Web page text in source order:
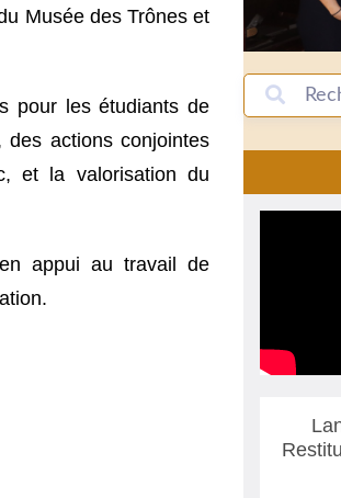
Musée des Trônes et
pour les étudiants de
des actions conjointes
et la valorisation du
appui au travail de